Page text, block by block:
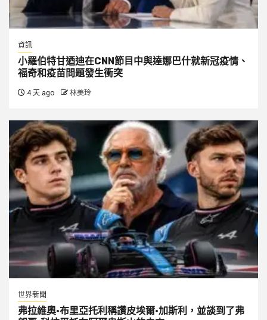
資訊
小羅伯特甘迺迪在CNN節目中與達娜巴什就新冠疫情、
福奇和疫苗問題發生衝突
4 天 ago 林美玲
世界新聞
弗拉維奧·布里亞托利稱讚皮埃爾·加斯利，並談到了弗